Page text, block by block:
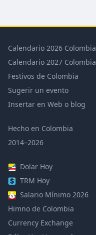
Calendario 2026 Colombia
Calendario 2027 Colombia
Festivos de Colombia
Sugerir un evento
Insertar en Web o blog
Hecho en Colombia
2014–2026
Dolar Hoy
TRM Hoy
Salario Mínimo 2026
Himno de Colombia
Currency Exchange